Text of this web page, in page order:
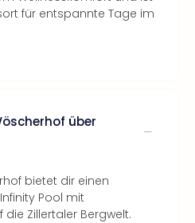
für entspannte Tage im
über
bietet dir einen
Pool mit
Zillertaler Bergwelt.